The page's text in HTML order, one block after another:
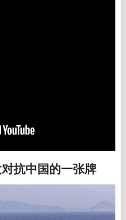
抗中国的一张牌